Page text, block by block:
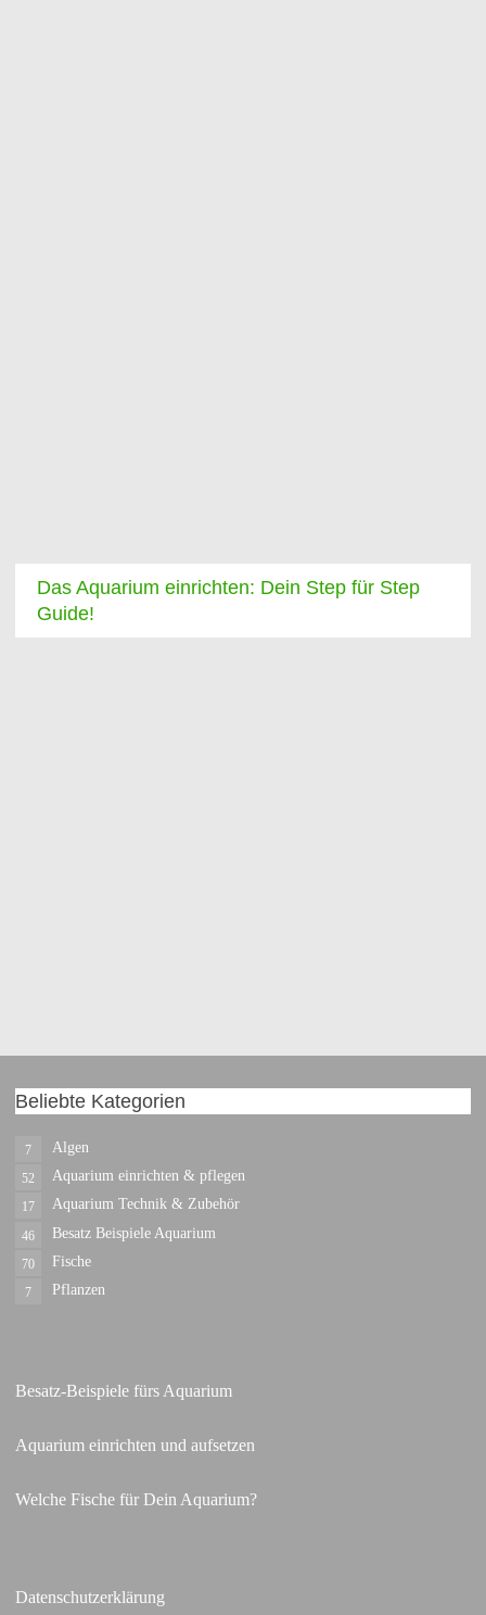
Das Aquarium einrichten: Dein Step für Step
Guide!
Beliebte Kategorien
Algen
7
Aquarium einrichten & pflegen
52
Aquarium Technik & Zubehör
17
Besatz Beispiele Aquarium
46
Fische
70
Pflanzen
7
Besatz-Beispiele fürs Aquarium
Aquarium einrichten und aufsetzen
Welche Fische für Dein Aquarium?
Datenschutzerklärung